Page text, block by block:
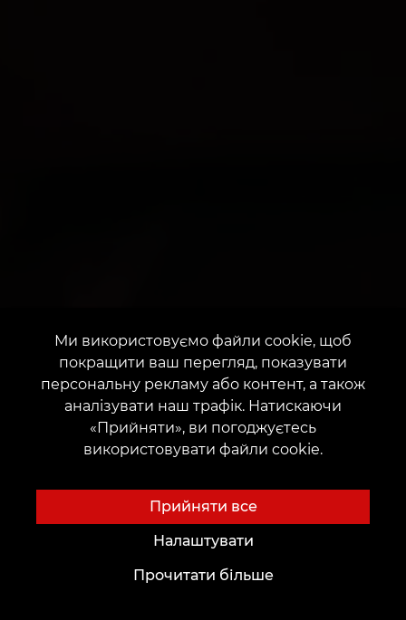
Ми використовуємо файли cookie, щоб
покращити ваш перегляд, показувати
персональну рекламу або контент, а також
аналізувати наш трафік. Натискаючи
«Прийняти», ви погоджуєтесь
використовувати файли cookie.
Прийняти все
Налаштувати
Прочитати більше